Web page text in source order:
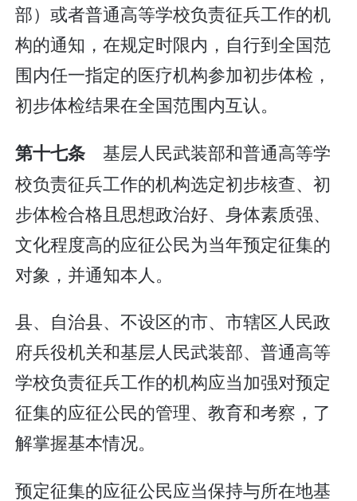
部）或者普通高等学校负责征兵工作的机
构的通知，在规定时限内，自行到全国范
围内任一指定的医疗机构参加初步体检，
初步体检结果在全国范围内互认。
第十七条 基层人民武装部和普通高等学
校负责征兵工作的机构选定初步核查、初
步体检合格且思想政治好、身体素质强、
文化程度高的应征公民为当年预定征集的
对象，并通知本人。
县、自治县、不设区的市、市辖区人民政
府兵役机关和基层人民武装部、普通高等
学校负责征兵工作的机构应当加强对预定
征集的应征公民的管理、教育和考察，了
解掌握基本情况。
预定征集的应征公民应当保持与所在地基